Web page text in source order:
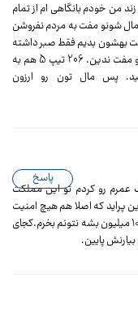
رو رقم می زند من خودم بانگاهی ام از تمام
شونو مفت به مردم نفروشن
بهشون بدیم فقط صبر داشته
باشید بانگاهی ها و دلال های زحمت کش . مال تون رو مفت ندین. 206 تیپ 5 هم به
خواهد رسید. پس مال تون رو ارزون
که حداقل نصف عمرم رو کردم تو این مملکت
پراید که اصلا هم هیچ امنیت
نداره ب حساب یه قوطی هست که ۴ تا جوش خورده ۱۰۰ میلیون بشه نتونم بخرم.کجای
پایین.
پاسخ